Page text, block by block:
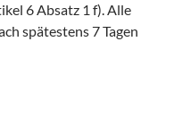
6 Absatz 1 f). Alle
spätestens 7 Tagen